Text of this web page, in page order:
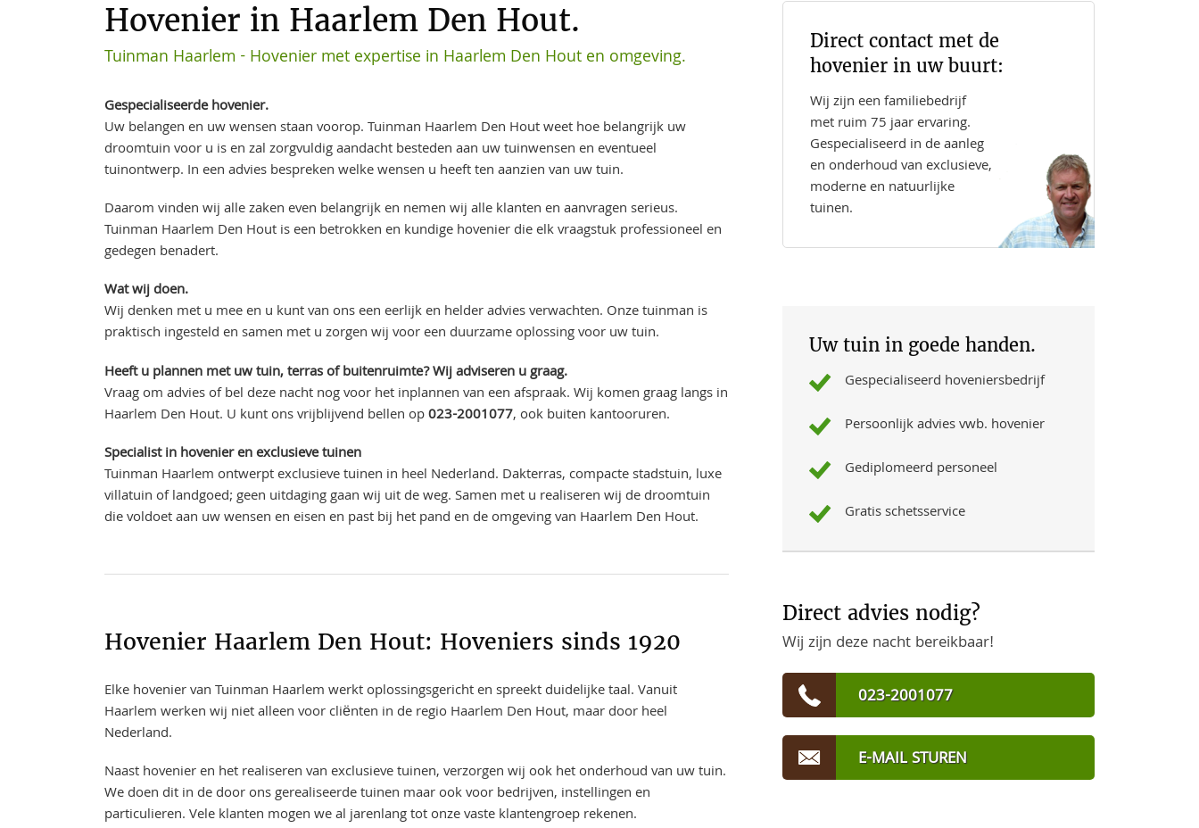
Hovenier in Haarlem Den Hout.
Tuinman Haarlem - Hovenier met expertise in Haarlem Den Hout en omgeving.
Gespecialiseerde hovenier.
Uw belangen en uw wensen staan voorop. Tuinman Haarlem Den Hout weet hoe belangrijk uw
droomtuin voor u is en zal zorgvuldig aandacht besteden aan uw tuinwensen en eventueel
tuinontwerp. In een advies bespreken welke wensen u heeft ten aanzien van uw tuin.
Daarom vinden wij alle zaken even belangrijk en nemen wij alle klanten en aanvragen serieus.
Tuinman Haarlem Den Hout is een betrokken en kundige hovenier die elk vraagstuk professioneel en
gedegen benadert.
Wat wij doen.
Wij denken met u mee en u kunt van ons een eerlijk en helder advies verwachten. Onze tuinman is
praktisch ingesteld en samen met u zorgen wij voor een duurzame oplossing voor uw tuin.
Heeft u plannen met uw tuin, terras of buitenruimte? Wij adviseren u graag.
Vraag om advies of bel deze nacht nog voor het inplannen van een afspraak. Wij komen graag langs in
Haarlem Den Hout. U kunt ons vrijblijvend bellen op023-2001077, ook buiten kantooruren.
Specialist in hovenier en exclusieve tuinen
Tuinman Haarlem ontwerpt exclusieve tuinen in heel Nederland. Dakterras, compacte stadstuin, luxe
villatuin of landgoed; geen uitdaging gaan wij uit de weg. Samen met u realiseren wij de droomtuin
die voldoet aan uw wensen en eisen en past bij het pand en de omgeving van Haarlem Den Hout.
Hovenier Haarlem Den Hout: Hoveniers sinds 1920
Elke hovenier van Tuinman Haarlem werkt oplossingsgericht en spreekt duidelijke taal. Vanuit
Haarlem werken wij niet alleen voor cliënten in de regio Haarlem Den Hout, maar door heel
Nederland.
Naast hovenier en het realiseren van exclusieve tuinen, verzorgen wij ook het onderhoud van uw tuin.
We doen dit in de door ons gerealiseerde tuinen maar ook voor bedrijven, instellingen en
particulieren. Vele klanten mogen we al jarenlang tot onze vaste klantengroep rekenen.
Direct contact met de
hovenier in uw buurt:
Wij zijn een familiebedrijf
met ruim 75 jaar ervaring.
Gespecialiseerd in de aanleg
en onderhoud van exclusieve,
moderne en natuurlijke
tuinen.
Uw tuin in goede handen.
Gespecialiseerd hoveniersbedrijf
Persoonlijk advies vwb. hovenier
Gediplomeerd personeel
Gratis schetsservice
Direct advies nodig?
Wij zijn deze nacht bereikbaar!
023-2001077
E-MAIL STUREN